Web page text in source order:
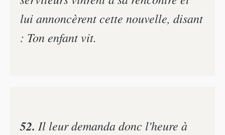
lui annoncèrent cette nouvelle, disant
: Ton enfant vit.
52. Il leur demanda donc l'heure à